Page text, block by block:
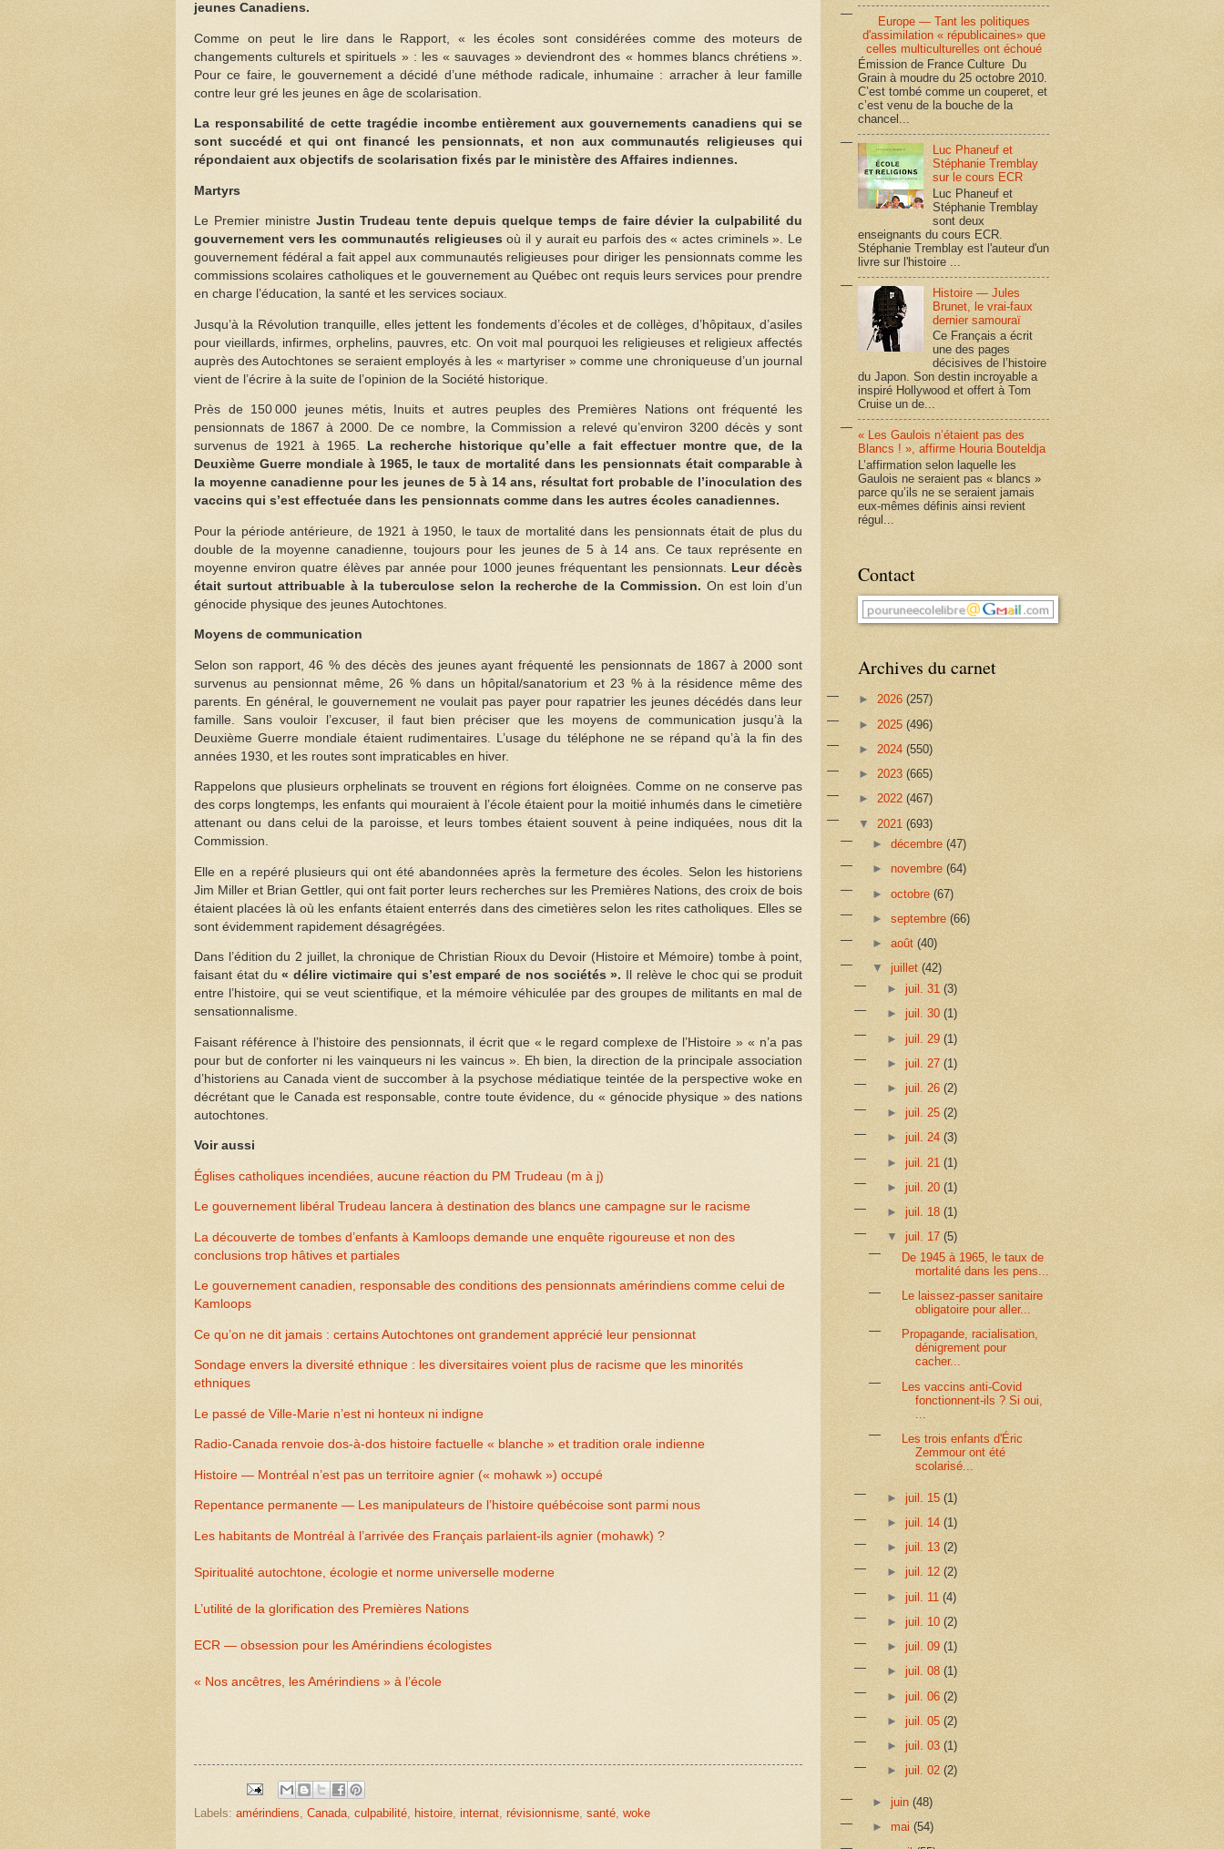
jeunes Canadiens.
Comme on peut le lire dans le Rapport, « les écoles sont considérées comme des moteurs de
changements culturels et spirituels » : les « sauvages » deviendront des « hommes blancs chrétiens ».
Pour ce faire, le gouvernement a décidé d’une méthode radicale, inhumaine : arracher à leur famille
contre leur gré les jeunes en âge de scolarisation.
La responsabilité de cette tragédie incombe entièrement aux gouvernements canadiens qui se
sont succédé et qui ont financé les pensionnats, et non aux communautés religieuses qui
répondaient aux objectifs de scolarisation fixés par le ministère des Affaires indiennes.
Martyrs
Le Premier ministre Justin Trudeau tente depuis quelque temps de faire dévier la culpabilité du
gouvernement vers les communautés religieusesoù il y aurait eu parfois des « actes criminels ». Le
gouvernement fédéral a fait appel aux communautés religieuses pour diriger les pensionnats comme les
commissions scolaires catholiques et le gouvernement au Québec ont requis leurs services pour prendre
en charge l’éducation, la santé et les services sociaux.
Jusqu’à la Révolution tranquille, elles jettent les fondements d’écoles et de collèges, d’hôpitaux, d’asiles
pour vieillards, infirmes, orphelins, pauvres, etc. On voit mal pourquoi les religieuses et religieux affectés
auprès des Autochtones se seraient employés à les « martyriser » comme une chroniqueuse d’un journal
vient de l’écrire à la suite de l’opinion de la Société historique.
Près de 150 000 jeunes métis, Inuits et autres peuples des Premières Nations ont fréquenté les
pensionnats de 1867 à 2000. De ce nombre, la Commission a relevé qu’environ 3200 décès y sont
survenus de 1921 à 1965.
La recherche historique qu’elle a fait effectuer montre que, de la
Deuxième Guerre mondiale à 1965, le taux de mortalité dans les pensionnats était comparable à
la moyenne canadienne pour les jeunes de 5 à 14 ans, résultat fort probable de l’inoculation des
vaccins qui s’est effectuée dans les pensionnats comme dans les autres écoles canadiennes.
Pour la période antérieure, de 1921 à 1950, le taux de mortalité dans les pensionnats était de plus du
double de la moyenne canadienne, toujours pour les jeunes de 5 à 14 ans. Ce taux représente en
moyenne environ quatre élèves par année pour 1000 jeunes fréquentant les pensionnats. Leur décès
était surtout attribuable à la tuberculose selon la recherche de la Commission.On est loin d’un
génocide physique des jeunes Autochtones.
Moyens de communication
Selon son rapport, 46 % des décès des jeunes ayant fréquenté les pensionnats de 1867 à 2000 sont
survenus au pensionnat même, 26 % dans un hôpital/sanatorium et 23 % à la résidence même des
parents. En général, le gouvernement ne voulait pas payer pour rapatrier les jeunes décédés dans leur
famille. Sans vouloir l’excuser, il faut bien préciser que les moyens de communication jusqu’à la
Deuxième Guerre mondiale étaient rudimentaires. L’usage du téléphone ne se répand qu’à la fin des
années 1930, et les routes sont impraticables en hiver.
Rappelons que plusieurs orphelinats se trouvent en régions fort éloignées. Comme on ne conserve pas
des corps longtemps, les enfants qui mouraient à l’école étaient pour la moitié inhumés dans le cimetière
attenant ou dans celui de la paroisse, et leurs tombes étaient souvent à peine indiquées, nous dit la
Commission.
Elle en a repéré plusieurs qui ont été abandonnées après la fermeture des écoles. Selon les historiens
Jim Miller et Brian Gettler, qui ont fait porter leurs recherches sur les Premières Nations, des croix de bois
étaient placées là où les enfants étaient enterrés dans des cimetières selon les rites catholiques. Elles se
sont évidemment rapidement désagrégées.
Dans l’édition du 2 juillet, la chronique de Christian Rioux du Devoir (Histoire et Mémoire) tombe à point,
faisant état du« délire victimaire qui s’est emparé de nos sociétés ».
Il relève le choc qui se produit
entre l’histoire, qui se veut scientifique, et la mémoire véhiculée par des groupes de militants en mal de
sensationnalisme.
Faisant référence à l’histoire des pensionnats, il écrit que « le regard complexe de l’Histoire » « n’a pas
pour but de conforter ni les vainqueurs ni les vaincus ». Eh bien, la direction de la principale association
d’historiens au Canada vient de succomber à la psychose médiatique teintée de la perspective woke en
décrétant que le Canada est responsable, contre toute évidence, du « génocide physique » des nations
autochtones.
Voir aussi
Églises catholiques incendiées, aucune réaction du PM Trudeau (m à j)
Le gouvernement libéral Trudeau lancera à destination des blancs une campagne sur le racisme
La découverte de tombes d’enfants à Kamloops demande une enquête rigoureuse et non des
conclusions trop hâtives et partiales
Le gouvernement canadien, responsable des conditions des pensionnats amérindiens comme celui de
Kamloops
Ce qu’on ne dit jamais : certains Autochtones ont grandement apprécié leur pensionnat
Sondage envers la diversité ethnique : les diversitaires voient plus de racisme que les minorités
ethniques
Le passé de Ville-Marie n’est ni honteux ni indigne
Radio-Canada renvoie dos-à-dos histoire factuelle « blanche » et tradition orale indienne
Histoire — Montréal n’est pas un territoire agnier (« mohawk ») occupé
Repentance permanente — Les manipulateurs de l’histoire québécoise sont parmi nous
Les habitants de Montréal à l’arrivée des Français parlaient-ils agnier (mohawk) ?
Spiritualité autochtone, écologie et norme universelle moderne
L’utilité de la glorification des Premières Nations
ECR — obsession pour les Amérindiens écologistes
« Nos ancêtres, les Amérindiens » à l’école
Labels: amérindiens Canada culpabilité histoire internat révisionnisme santé woke
Europe — Tant les politiques
d'assimilation « républicaines» que
celles multiculturelles ont échoué
Émission de France Culture Du
Grain à moudre du 25 octobre 2010.
C’est tombé comme un couperet, et
c’est venu de la bouche de la
chancel...
Luc Phaneuf et
Stéphanie Tremblay
sur le cours ECR
Luc Phaneuf et
Stéphanie Tremblay
sont deux
enseignants du cours ECR.
Stéphanie Tremblay est l'auteur d'un
livre sur l'histoire ...
Histoire — Jules
Brunet, le vrai-faux
dernier samouraï
Ce Français a écrit
une des pages
décisives de l’histoire
du Japon. Son destin incroyable a
inspiré Hollywood et offert à Tom
Cruise un de...
« Les Gaulois n’étaient pas des
Blancs ! », affirme Houria Bouteldja
L’affirmation selon laquelle les
Gaulois ne seraient pas « blancs »
parce qu’ils ne se seraient jamais
eux-mêmes définis ainsi revient
régul...
Contact
Archives du carnet
► 2026 (257)
► 2025 (496)
► 2024 (550)
► 2023 (665)
► 2022 (467)
▼ 2021 (693)
►décembre(47)
►novembre(64)
►octobre(67)
►septembre(66)
►août(40)
▼juillet(42)
► juil. 31 (3)
► juil. 30 (1)
► juil. 29 (1)
► juil. 27 (1)
► juil. 26 (2)
► juil. 25 (2)
► juil. 24 (3)
► juil. 21 (1)
► juil. 20 (1)
► juil. 18 (1)
▼ juil. 17 (5)
De 1945 à 1965, le taux de
mortalité dans les pens...
Le laissez-passer sanitaire
obligatoire pour aller...
Propagande, racialisation,
dénigrement pour
cacher...
Les vaccins anti-Covid
fonctionnent-ils ? Si oui,
Les trois enfants d'Éric
Zemmour ont été
scolarisé...
► juil. 15 (1)
► juil. 14 (1)
► juil. 13 (2)
► juil. 12 (2)
► juil. 11 (4)
► juil. 10 (2)
► juil. 09 (1)
► juil. 08 (1)
► juil. 06 (2)
► juil. 05 (2)
► juil. 03 (1)
► juil. 02 (2)
►juin(48)
►mai(54)